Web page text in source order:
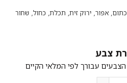
כתום, אפור, ירוק זית, תכלת, כחול, שחור
צבע